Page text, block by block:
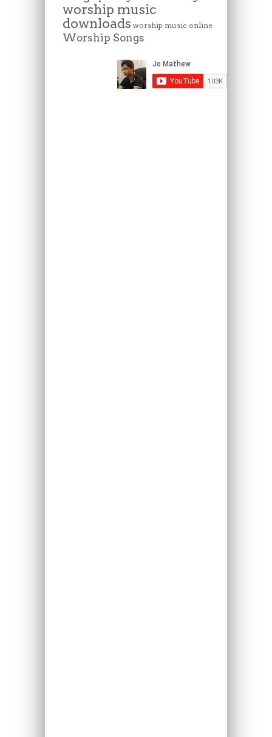
worship music
downloads worship music online
Worship Songs